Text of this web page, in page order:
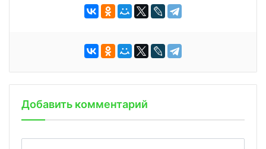
Добавить комментарий